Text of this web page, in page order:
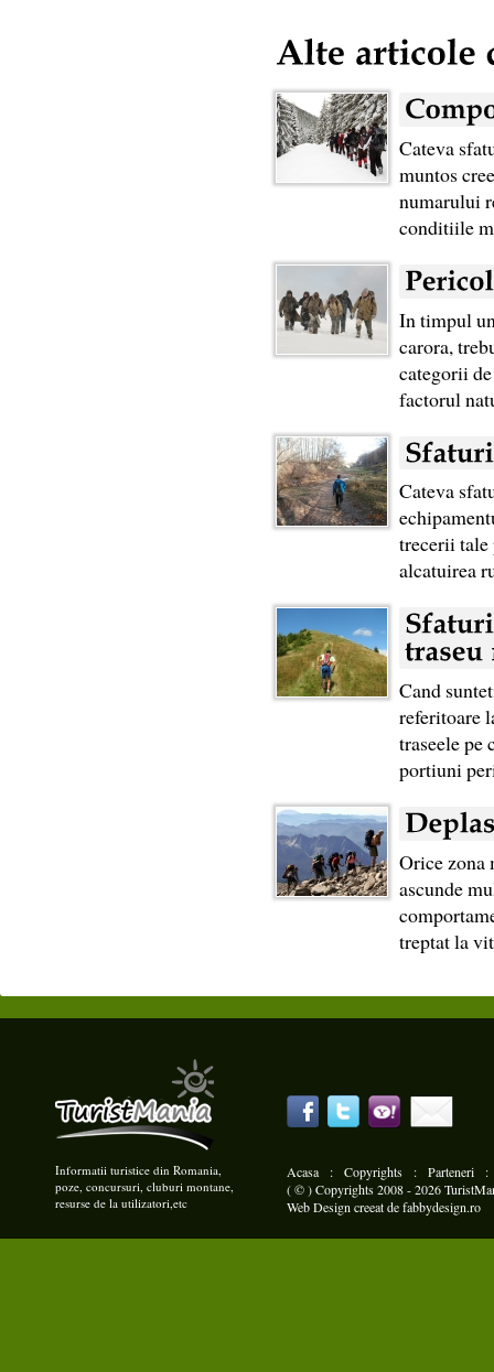
Cateva
muntos
numarului
conditiile
In timpul
carora,
categorii
factorul
Cateva
trecerii tale
alcatuirea
Cand
referitoare
traseele pe
portiuni
Orice zona
ascunde
treptat la
Informatii turistice din Romania,
poze, concursuri, cluburi montane,
resurse de la utilizatori,etc
Acasa : Copyrights : Parteneri
( © ) Copyrights 2008 - 2026
Web Design creeat defabbydesign.ro